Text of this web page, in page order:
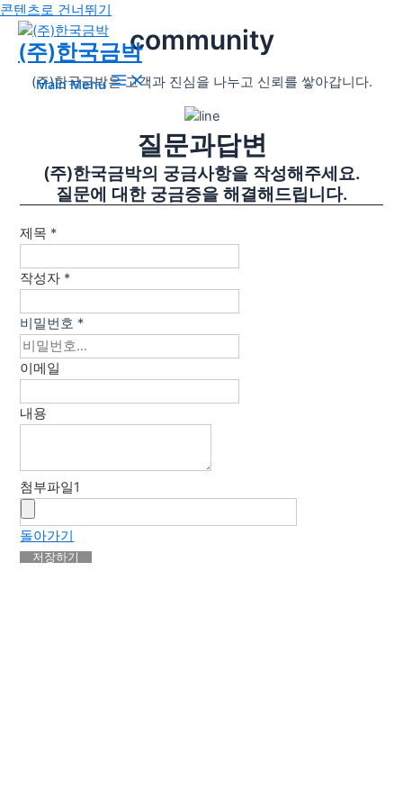
콘텐츠로 건너뛰기
(주)한국금박
Main Menu
community
(주)한국금박은 고객과 진심을 나누고 신뢰를 쌓아갑니다.
질문과답변
(주)한국금박의 궁금사항을 작성해주세요.
질문에 대한 궁금증을 해결해드립니다.
제목 *
작성자 *
비밀번호 *
이메일
내용
첨부파일1
돌아가기
저장하기